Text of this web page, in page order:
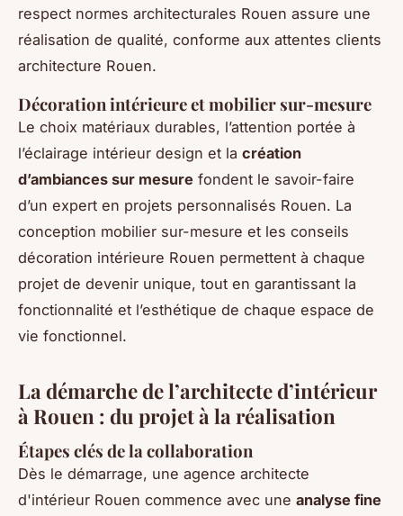
respect normes architecturales Rouen assure une
réalisation de qualité, conforme aux attentes clients
architecture Rouen.
Décoration intérieure et mobilier sur-mesure
Le choix matériaux durables, l’attention portée à
l’éclairage intérieur design et la création
d’ambiances sur mesure fondent le savoir-faire
d’un expert en projets personnalisés Rouen. La
conception mobilier sur-mesure et les conseils
décoration intérieure Rouen permettent à chaque
projet de devenir unique, tout en garantissant la
fonctionnalité et l’esthétique de chaque espace de
vie fonctionnel.
La démarche de l’architecte d’intérieur
à Rouen : du projet à la réalisation
Étapes clés de la collaboration
Dès le démarrage, une agence architecte
d'intérieur Rouen commence avec une analyse fine